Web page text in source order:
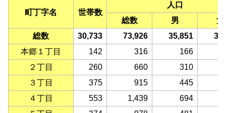
町丁字名 世帯数
人口
総数
男
女
総数
30,733 73,926 35,851
本郷１丁目
142 316 166
２丁目
260 660 310
３丁目
375 915 445
４丁目
553 1,439 694